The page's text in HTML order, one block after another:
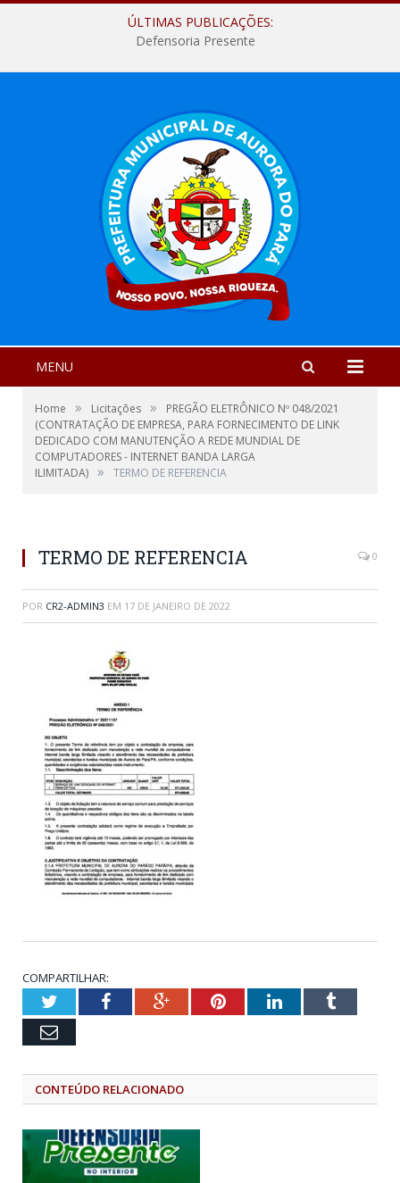
ÚLTIMAS PUBLICAÇÕES:
Defensoria Presente
MENU
Home » Licitações »
PREGÃO ELETRÔNICO Nº 048/2021
(CONTRATAÇÃO DE EMPRESA, PARA FORNECIMENTO DE LINK
DEDICADO COM MANUTENÇÃO A REDE MUNDIAL DE
COMPUTADORES - INTERNET BANDA LARGA
ILIMITADA) » TERMO DE REFERENCIA
TERMO DE REFERENCIA 0
POR CR2-ADMIN3 EM 17 DE JANEIRO DE 2022
COMPARTILHAR:
TwitterFacebookGoogle+PinterestLinkedInTumblr
Email
CONTEÚDO RELACIONADO